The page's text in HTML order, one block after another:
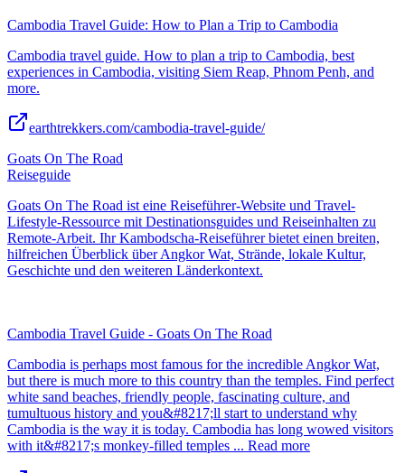
Cambodia Travel Guide: How to Plan a Trip to Cambodia
Cambodia travel guide. How to plan a trip to Cambodia, best
experiences in Cambodia, visiting Siem Reap, Phnom Penh, and
more.
earthtrekkers.com/cambodia-travel-guide/
Goats On The Road
Reiseguide
Goats On The Road ist eine Reiseführer-Website und Travel-
Lifestyle-Ressource mit Destinationsguides und Reiseinhalten zu
Remote-Arbeit. Ihr Kambodscha-Reiseführer bietet einen breiten,
hilfreichen Überblick über Angkor Wat, Strände, lokale Kultur,
Geschichte und den weiteren Länderkontext.
Cambodia Travel Guide - Goats On The Road
Cambodia is perhaps most famous for the incredible Angkor Wat,
but there is much more to this country than the temples. Find perfect
white sand beaches, friendly people, fascinating culture, and
tumultuous history and you&#8217;ll start to understand why
Cambodia is the way it is today. Cambodia has long wowed visitors
with it&#8217;s monkey-filled temples ... Read more